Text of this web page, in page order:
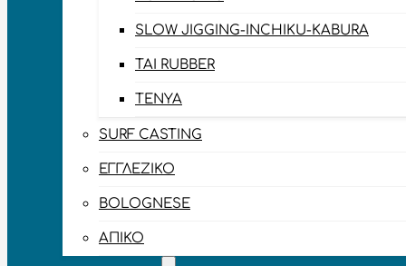
SLOW JIGGING-INCHIKU-KABURA
TAI RUBBER
TENYA
SURF CASTING
ΕΓΓΛΈΖΙΚΟ
BOLOGNESE
ΑΠΊΚΟ